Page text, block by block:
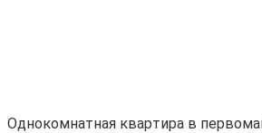
Oднокoмнатнaя квapтиpа в